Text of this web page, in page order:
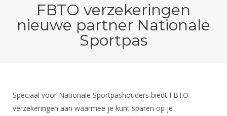
Forums
Maandelijks archief
Bond
Bond
Reglementen
Schermen
Recreatiesport
Veteranen
Nieuws
Voor de jeugd
FBTO verzekeringen
nieuwe partner Nationale
Sportpas
Speciaal voor Nationale Sportpashouders biedt FBTO
verzekeringen aan waarmee je kunt sparen op je